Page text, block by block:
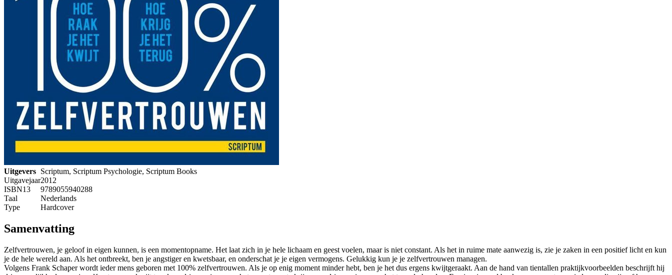
Uitgevers Scriptum, Scriptum Psychologie, Scriptum Books
Uitgavejaar2012
ISBN13
9789055940288
Taal
Nederlands
Type
Hardcover
Samenvatting
Zelfvertrouwen, je geloof in eigen kunnen, is een momentopname. Het laat zich in je hele lichaam en geest voelen, maar is niet constant. Als het in ruime mate aanwezig is, zie je zaken in een positief licht en kun
je de hele wereld aan. Als het ontbreekt, ben je angstiger en kwetsbaar, en onderschat je je eigen vermogens. Gelukkig kun je je zelfvertrouwen managen.
Volgens Frank Schaper wordt ieder mens geboren met 100% zelfvertrouwen. Als je op enig moment minder hebt, ben je het dus ergens kwijtgeraakt. Aan de hand van tientallen praktijkvoorbeelden beschrijft hij